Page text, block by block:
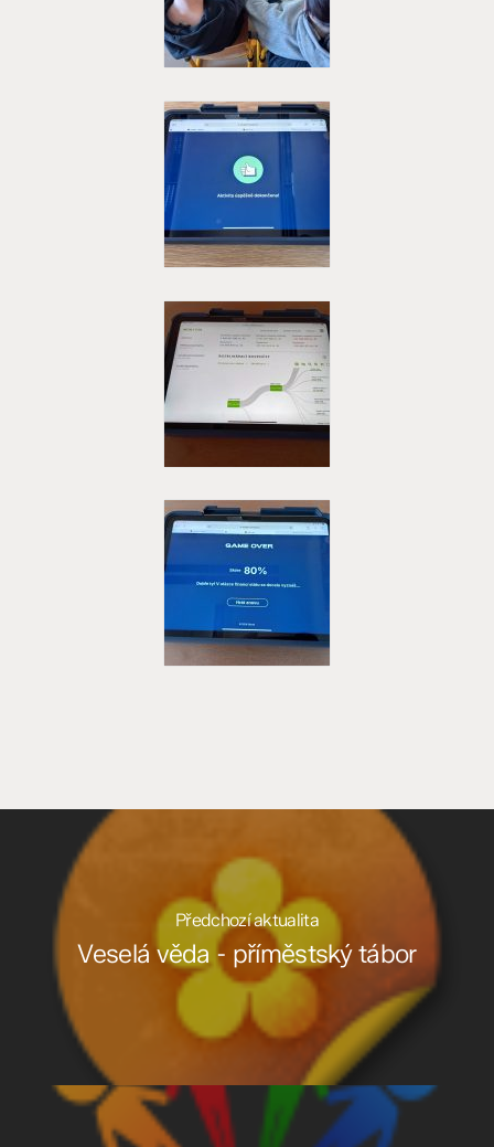
Předchozí aktualita
Veselá věda - příměstský tábor